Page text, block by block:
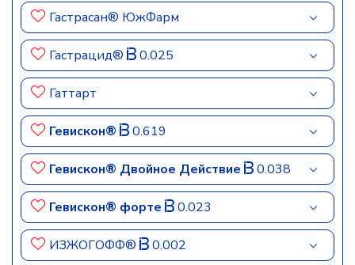
Гастрасан® ЮжФарм
Гастрацид® 0.025
Гаттарт
Гевискон® 0.619
Гевискон® Двойное Действие 0.038
Гевискон® форте 0.023
ИЗЖОГОФФ® 0.002